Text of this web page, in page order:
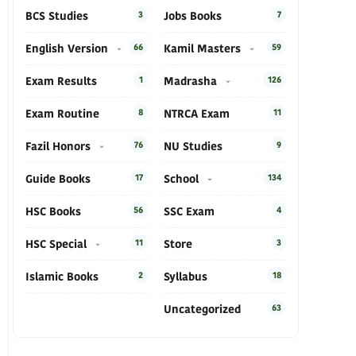
BCS Studies 3
English Version 66
Exam Results 1
Exam Routine 8
Fazil Honors 76
Guide Books 17
HSC Books 56
HSC Special 11
Islamic Books 2
Jobs Books 7
Kamil Masters 59
Madrasha 126
NTRCA Exam 11
NU Studies 9
School 134
SSC Exam 4
Store 3
Syllabus 18
Uncategorized 63